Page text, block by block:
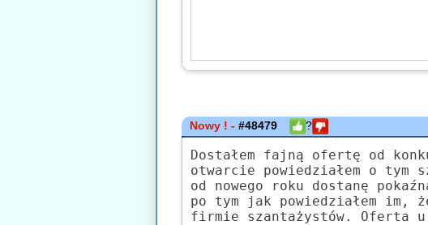
Nowy ! -#48479 ?
Dostałem fajną ofertę od
otwarcie powiedziałem o
od nowego roku dostanę
po tym jak powiedziałem im,
firmie szantażystów. Oferta